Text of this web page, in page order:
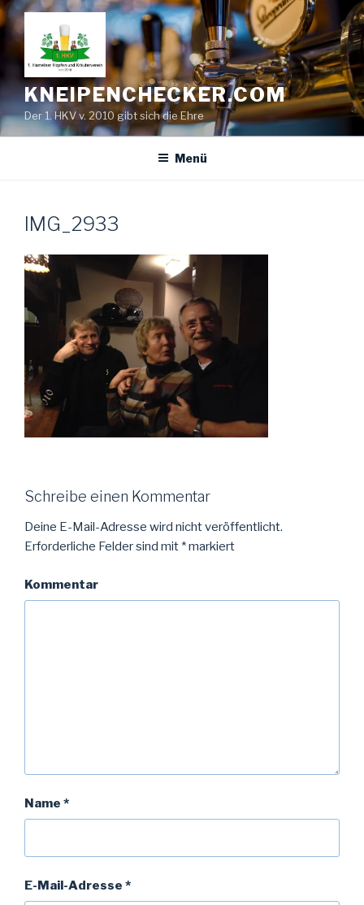
Zum
Inhalt
springen
KNEIPENCHECKER.COM
Der 1. HKV v. 2010 gibt sich die Ehre
Menü
IMG_2933
Schreibe einen Kommentar
Deine E-Mail-Adresse wird nicht veröffentlicht.
Erforderliche Felder sind mit *markiert
Kommentar
Name *
E-Mail-Adresse *